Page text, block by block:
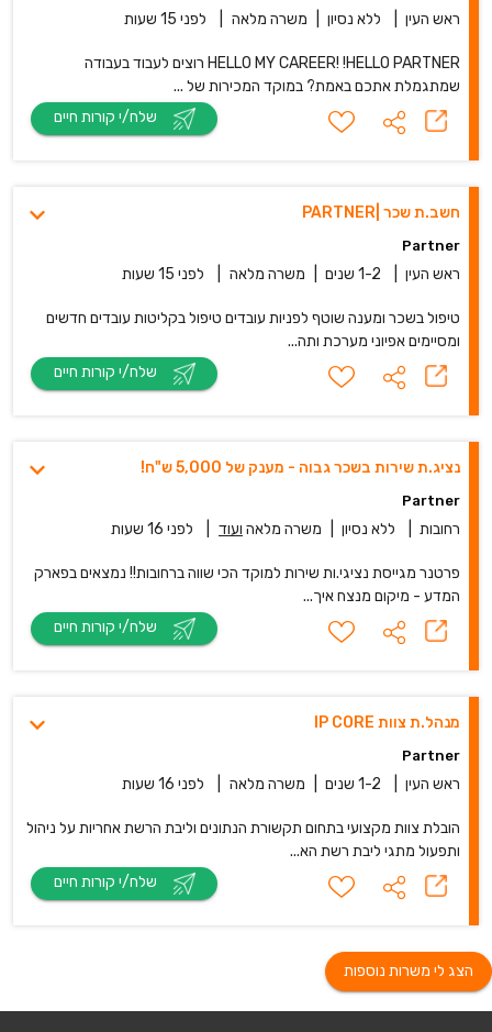
ראש העין ללא נסיון משרה מלאה לפני 15 שעות
HELLO MY CAREER! !HELLO PARTNER רוצים לעבוד בעבודה
שמתגמלת אתכם באמת? במוקד המכירות של ...
חשב.ת שכר |PARTNER
Partner
ראש העין 1-2 שנים משרה מלאה לפני 15 שעות
טיפול בשכר ומענה שוטף לפניות עובדים טיפול בקליטות עובדים חדשים
ומסיימים אפיוני מערכת ותה...
נציג.ת שירות בשכר גבוה - מענק של 5,000 ש"ח!
Partner
רחובות ללא נסיון משרה מלאה ועוד לפני 16 שעות
פרטנר מגייסת נציגי.ות שירות למוקד הכי שווה ברחובות!! נמצאים בפארק
המדע - מיקום מנצח איך...
מנהל.ת צוות IP CORE
Partner
ראש העין 1-2 שנים משרה מלאה לפני 16 שעות
הובלת צוות מקצועי בתחום תקשורת הנתונים וליבת הרשת אחריות על ניהול
ותפעול מתגי ליבת רשת הא...
הצג לי משרות נוספות